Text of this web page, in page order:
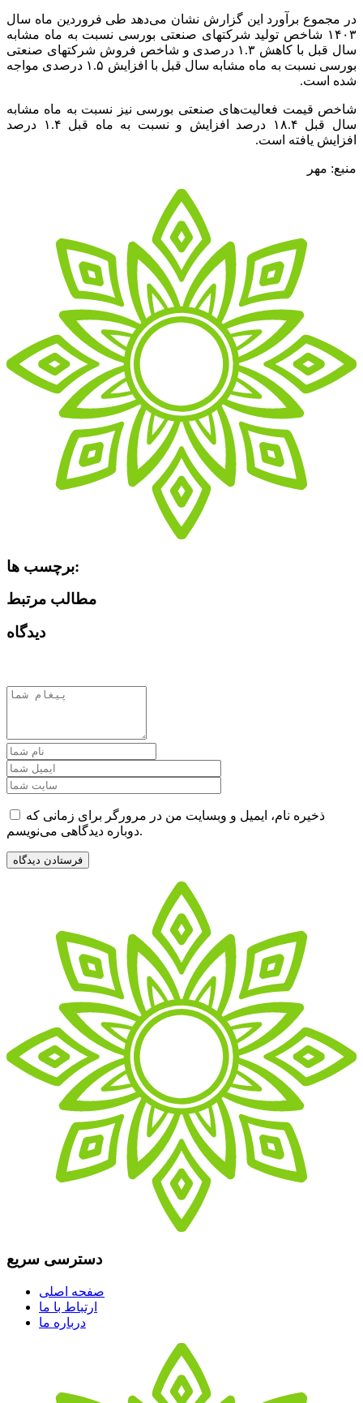
در مجموع برآورد این گزارش نشان می‌دهد طی فروردین ماه سال
۱۴۰۳ شاخص تولید شرکتهای صنعتی بورسی نسبت به ماه مشابه
سال قبل با کاهش ۱.۳ درصدی و شاخص فروش شرکتهای صنعتی
بورسی نسبت به ماه مشابه سال قبل با افزایش ۱.۵ درصدی مواجه
شده است.
شاخص قیمت فعالیت‌های صنعتی بورسی نیز نسبت به ماه مشابه
سال قبل ۱۸.۴ درصد افزایش و نسبت به ماه قبل ۱.۴ درصد
افزایش یافته است.
منبع: مهر
برچسب ها:
مطالب مرتبط
دیدگاه
ذخیره نام، ایمیل و وبسایت من در مرورگر برای زمانی که
دوباره دیدگاهی می‌نویسم.
دسترسی سریع
صفحه اصلی
ارتباط با ما
درباره ما